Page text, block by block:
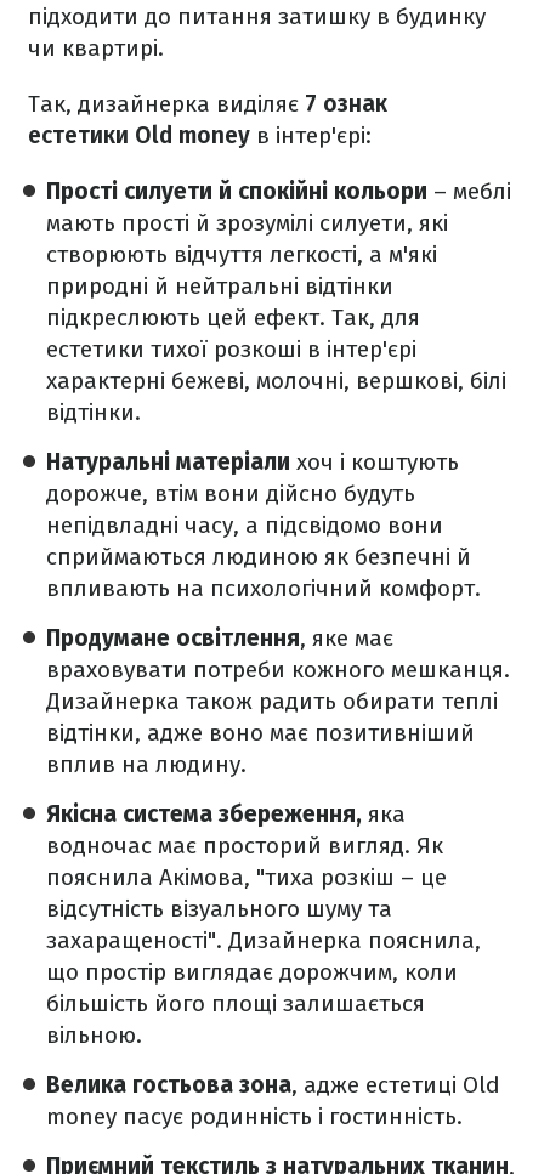
підходити до питання затишку в будинку
чи квартирі.
Так, дизайнерка виділяє 7 ознак
естетики Old money в інтер'єрі:
Прості силуети й спокійні кольори – меблі
мають прості й зрозумілі силуети, які
створюють відчуття легкості, а м'які
природні й нейтральні відтінки
підкреслюють цей ефект. Так, для
естетики тихої розкоші в інтер'єрі
характерні бежеві, молочні, вершкові, білі
відтінки.
Натуральні матеріали хоч і коштують
дорожче, втім вони дійсно будуть
непідвладні часу, а підсвідомо вони
сприймаються людиною як безпечні й
впливають на психологічний комфорт.
Продумане освітлення, яке має
враховувати потреби кожного мешканця.
Дизайнерка також радить обирати теплі
відтінки, адже воно має позитивніший
вплив на людину.
Якісна система збереження, яка
водночас має просторий вигляд. Як
пояснила Акімова, "тиха розкіш – це
відсутність візуального шуму та
захаращеності". Дизайнерка пояснила,
що простір виглядає дорожчим, коли
більшість його площі залишається
вільною.
Велика гостьова зона, адже естетиці Old
money пасує родинність і гостинність.
Приємний текстиль з натуральних тканин,